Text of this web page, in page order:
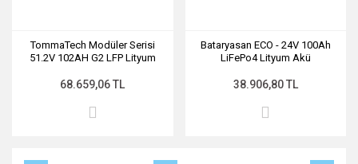
TommaTech Modüler Serisi
51.2V 102AH G2 LFP Lityum
68.659,06 TL
Bataryasan ECO - 24V 100Ah
LiFePo4 Lityum Akü
38.906,80 TL